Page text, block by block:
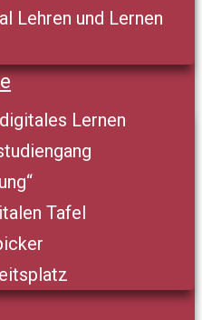
Lehren und Lernen
Lernen
Tafel